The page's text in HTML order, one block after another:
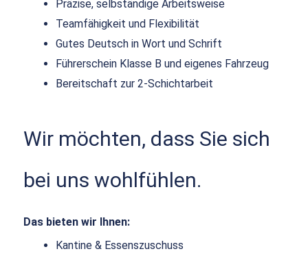
Präzise, selbständige Arbeitsweise
Teamfähigkeit und Flexibilität
Gutes Deutsch in Wort und Schrift
Führerschein Klasse B und eigenes Fahrzeug
Bereitschaft zur 2-Schichtarbeit
Wir möchten, dass Sie sich
bei uns wohlfühlen.
Das bieten wir Ihnen:
Kantine & Essenszuschuss